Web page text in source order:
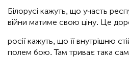
Білорусі кажуть, що участь
війни матиме свою ціну. Це
росії кажуть, що її внутрішню
полем бою. Там триває така